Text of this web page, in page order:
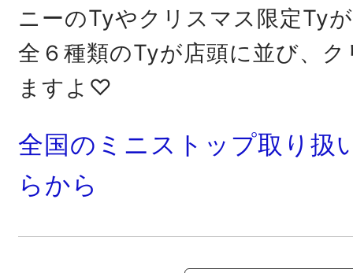
ニーのTyやクリスマス限定Ty
全６種類のTyが店頭に並び、
ますよ♡
全国のミニストップ取り扱
らから